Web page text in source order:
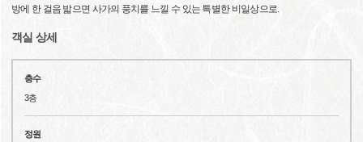
방에 한 걸음 밟으면 사가의 풍치를 느낄 수 있는 특별한 비일상으로.
객실 상세
층수
3층
정원